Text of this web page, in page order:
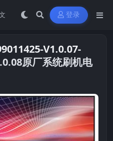
登录
V1.0.07-
原厂系统刷机电